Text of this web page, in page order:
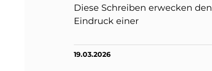
Diese Schreiben erwecken den
Eindruck einer
19.03.2026